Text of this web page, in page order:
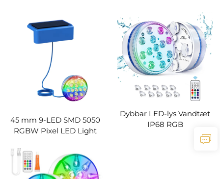
Undervandslys
med fjernbetjening RF
IP68 undervandsvandtæt
damlampe til
poolindretning
45 mm 9-LED SMD 5050
RGBW Pixel LED Light
DC12V/24V Mælkeligt eller
gennemsigtigt dække
IP65 PVC-punktskilder
Dybbar LED-lys Vandtæt
IP68 RGB
Undervandsbassinlys